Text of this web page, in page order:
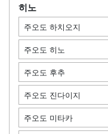
히노
주오도 하치오지
주오도 히노
주오도 후추
주오도 진다이지
주오도 미타카